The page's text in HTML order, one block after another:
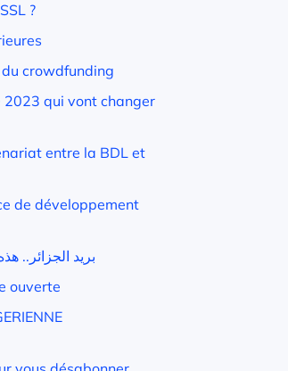
?
crowdfunding
2023 qui vont changer
entre la BDL et
de développement
بريد الجزائر..
ouverte